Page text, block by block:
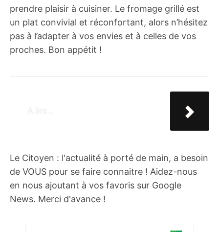
prendre plaisir à cuisiner. Le fromage grillé est
un plat convivial et réconfortant, alors n’hésitez
pas à l’adapter à vos envies et à celles de vos
proches. Bon appétit !
Le Citoyen : l'actualité à porté de main, a besoin
de VOUS pour se faire connaitre ! Aidez-nous
en nous ajoutant à vos favoris sur Google
News. Merci d'avance !